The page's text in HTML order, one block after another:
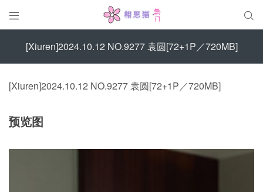
 
[Xiuren]2024.10.12 NO.9277 袁圆[72+1P／720MB]
[Xiuren]2024.10.12 NO.9277 袁圆[72+1P／720MB]
预览图